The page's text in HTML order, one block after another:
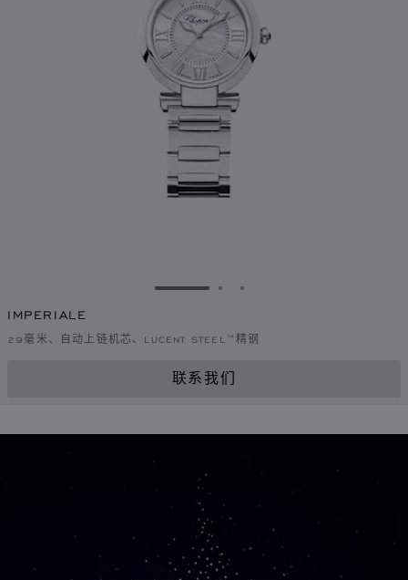
转到幻灯片 1转到幻灯片 2
转到幻灯片 3
IMPERIALE
29毫米、自动上链机芯、LUCENT STEEL™精钢
联系我们